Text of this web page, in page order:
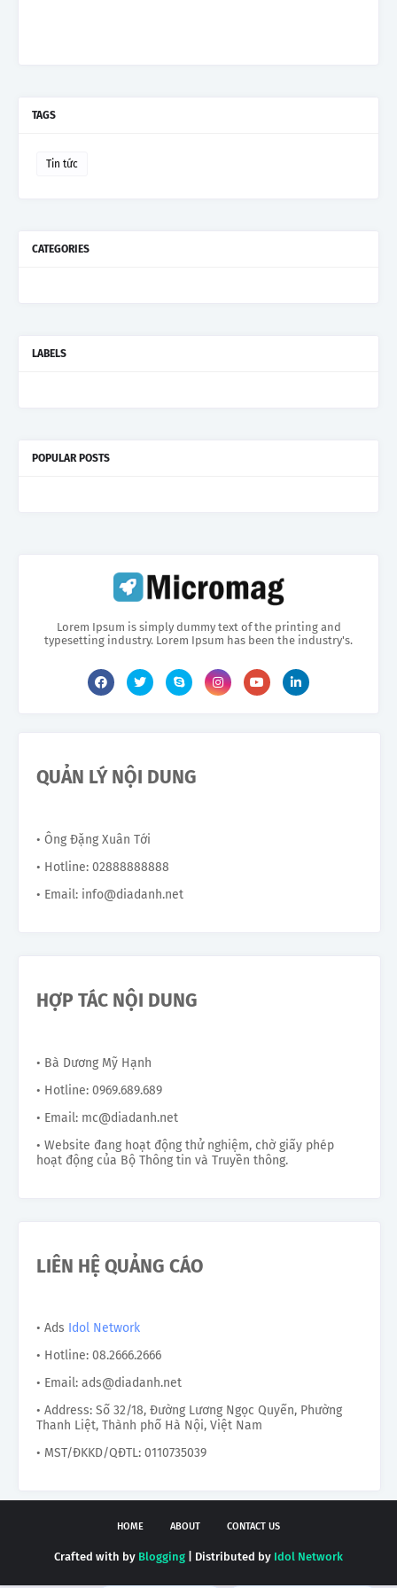
TAGS
Tin tức
CATEGORIES
LABELS
POPULAR POSTS
Lorem Ipsum is simply dummy text of the printing and
typesetting industry. Lorem Ipsum has been the industry's.
QUẢN LÝ NỘI DUNG
• Ông Đặng Xuân Tới
• Hotline: 02888888888
• Email: info@diadanh.net
HỢP TÁC NỘI DUNG
• Bà Dương Mỹ Hạnh
• Hotline: 0969.689.689
• Email: mc@diadanh.net
• Website đang hoạt động thử nghiệm, chờ giấy phép
hoạt động của Bộ Thông tin và Truyền thông.
LIÊN HỆ QUẢNG CÁO
• Ads Idol Network
• Hotline: 08.2666.2666
• Email: ads@diadanh.net
• Address: Số 32/18, Đường Lương Ngọc Quyến, Phường
Thanh Liệt, Thành phố Hà Nội, Việt Nam
• MST/ĐKKD/QĐTL: 0110735039
HOME ABOUT CONTACT US
Crafted with by Blogging | Distributed by Idol Network